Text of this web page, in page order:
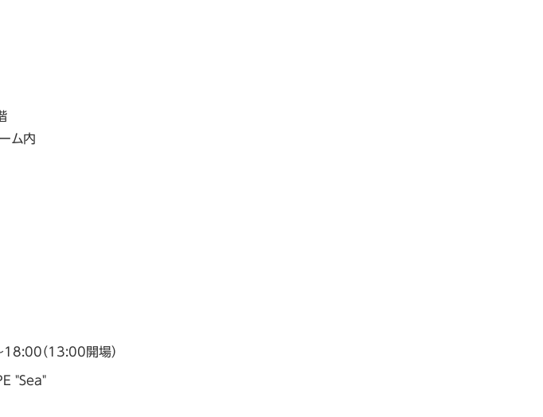
ム内
（13:00開場）
"Sea"